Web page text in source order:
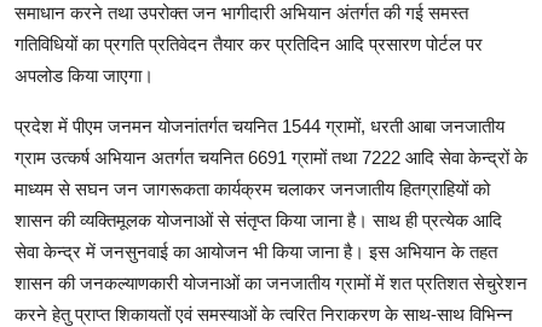
समाधान करने तथा उपरोक्त जन भागीदारी अभियान अंतर्गत की गई समस्त
गतिविधियों का प्रगति प्रतिवेदन तैयार कर प्रतिदिन आदि प्रसारण पोर्टल पर
अपलोड किया जाएगा।
प्रदेश में पीएम जनमन योजनांतर्गत चयनित 1544 ग्रामों, धरती आबा जनजातीय
ग्राम उत्कर्ष अभियान अतर्गत चयनित 6691 ग्रामों तथा 7222 आदि सेवा केन्द्रों के
माध्यम से सघन जन जागरूकता कार्यक्रम चलाकर जनजातीय हितग्राहियों को
शासन की व्यक्तिमूलक योजनाओं से संतृप्त किया जाना है। साथ ही प्रत्येक आदि
सेवा केन्द्र में जनसुनवाई का आयोजन भी किया जाना है। इस अभियान के तहत
शासन की जनकल्याणकारी योजनाओं का जनजातीय ग्रामों में शत प्रतिशत सेचुरेशन
करने हेतु प्राप्त शिकायतों एवं समस्याओं के त्वरित निराकरण के साथ-साथ विभिन्न